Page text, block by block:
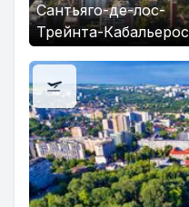
Сантьяго-де-лос-
Трейнта-Кабальерос